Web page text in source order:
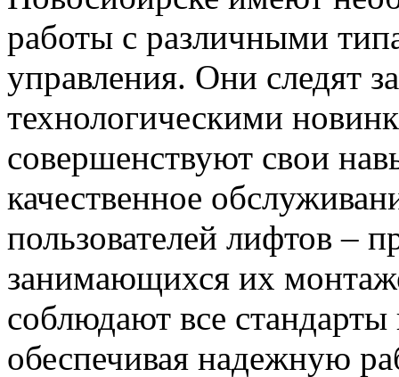
работы с различными
управления. Они следят
технологическими
совершенствуют свои
качественное
пользователей лифтов –
занимающихся их
соблюдают все
обеспечивая надежную